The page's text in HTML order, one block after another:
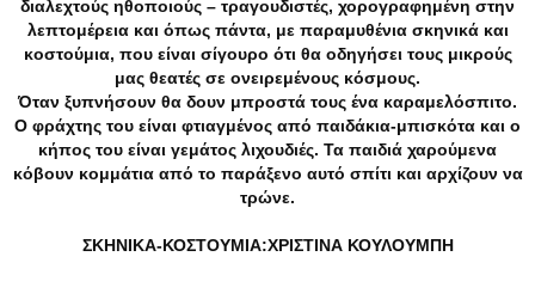
διαλεχτούς ηθοποιούς – τραγουδιστές, χορογραφημένη στην
λεπτομέρεια και όπως πάντα, με παραμυθένια σκηνικά και
κοστούμια, που είναι σίγουρο ότι θα οδηγήσει τους μικρούς
μας θεατές σε ονειρεμένους κόσμους.
Όταν ξυπνήσουν θα δουν μπροστά τους ένα καραμελόσπιτο.
Ο φράχτης του είναι φτιαγμένος από παιδάκια-μπισκότα και ο
κήπος του είναι γεμάτος λιχουδιές. Τα παιδιά χαρούμενα
κόβουν κομμάτια από το παράξενο αυτό σπίτι και αρχίζουν να
τρώνε.
ΣΚΗΝΙΚΑ-ΚΟΣΤΟΥΜΙΑ:ΧΡΙΣΤΙΝΑ ΚΟΥΛΟΥΜΠΗ